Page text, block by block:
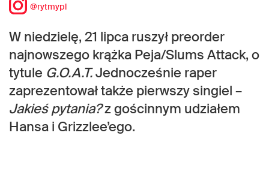
@rytmypl
W niedzielę, 21 lipca ruszył preorder
najnowszego krążka Peja/Slums Attack, o
tytule G.O.A.T.Jednocześnie raper
zaprezentował także pierwszy singiel –
Jakieś pytania?z gościnnym udziałem
Hansa i Grizzlee’ego.